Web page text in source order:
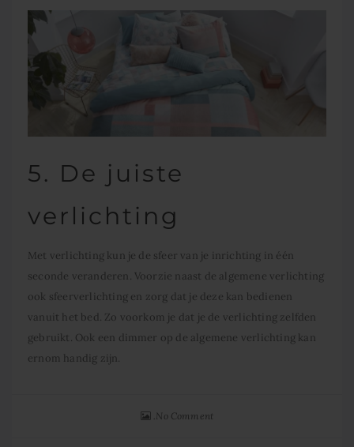
5. De juiste
verlichting
Met verlichting kun je de sfeer van je inrichting in één
seconde veranderen. Voorzie naast de algemene verlichting
ook sfeerverlichting en zorg dat je deze kan bedienen
vanuit het bed. Zo voorkom je dat je de verlichting zelfden
gebruikt. Ook een dimmer op de algemene verlichting kan
ernom handig zijn.
No Comment